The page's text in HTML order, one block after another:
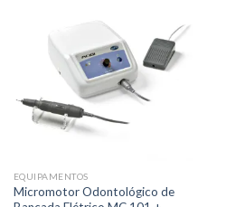
EQUIPAMENTOS
Micromotor Odontológico de